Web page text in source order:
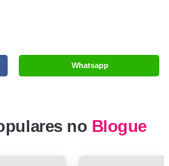
Whatsapp
no Blogue